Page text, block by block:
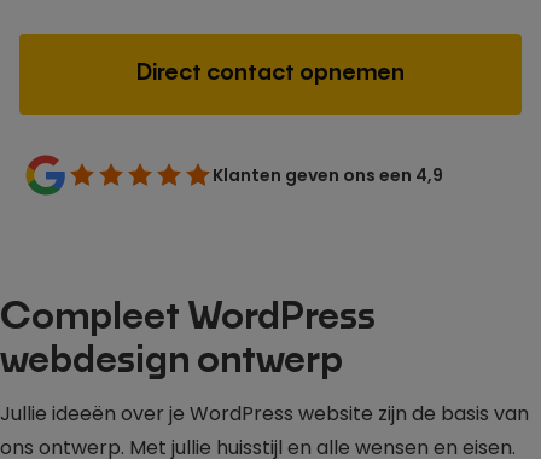
Direct contact opnemen
Klanten geven ons een 4,9
Compleet WordPress
webdesign ontwerp
Jullie ideeën over je WordPress website zijn de basis van
ons ontwerp. Met jullie huisstijl en alle wensen en eisen.